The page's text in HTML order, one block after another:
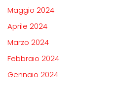
Maggio 2024
Aprile 2024
Marzo 2024
Febbraio 2024
Gennaio 2024